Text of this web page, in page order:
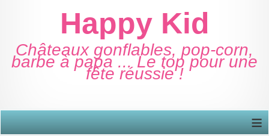
Happy Kid
Châteaux gonflables, pop-corn,
barbe à papa ... Le top pour une
fête réussie !
≡